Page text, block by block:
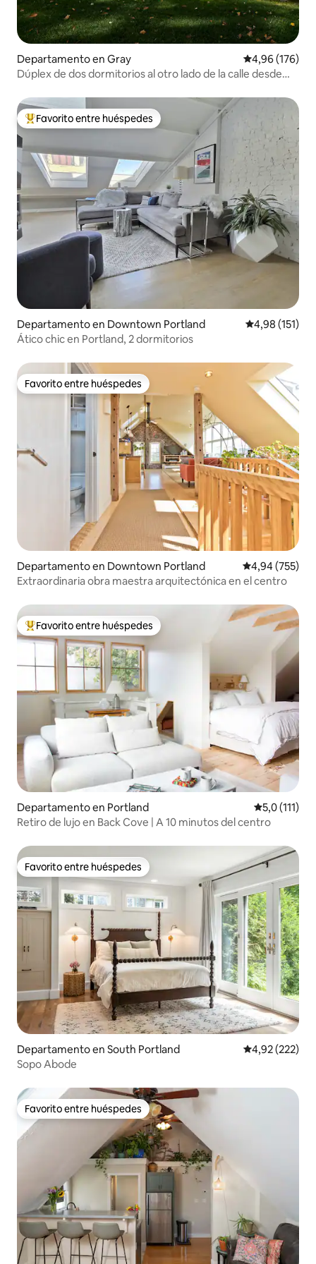
Departamento en Gray Calificación
4,96 (176)
Dúplex de dos dormitorios al otro lado de la calle desde
Favorito entre los huéspedes más destacados
Favorito entre huéspedes
Departamento en Downtown Portland Calificación
4,98 (151)
Ático chic en Portland, 2 dormitorios
Favorito entre huéspedes
Favorito entre huéspedes
Departamento en Downtown Portland Calificación
4,94 (755)
Extraordinaria obra maestra arquitectónica en el centro
Favorito entre los huéspedes más destacados
Favorito entre huéspedes
Departamento en Portland Calificación
5,0 (111)
Retiro de lujo en Back Cove | A 10 minutos del centro
Favorito entre huéspedes
Favorito entre huéspedes
Departamento en South Portland Calificación
4,92 (222)
Sopo Abode
Favorito entre huéspedes
Favorito entre huéspedes